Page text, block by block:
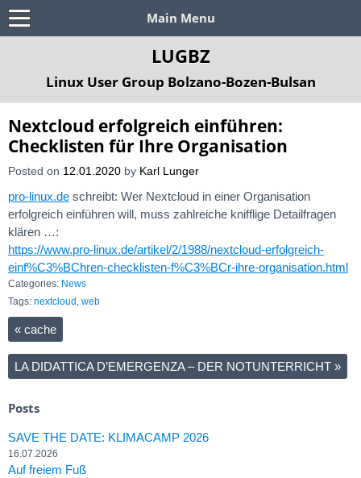
Main Menu
LUGBZ
Linux User Group Bolzano-Bozen-Bulsan
Nextcloud erfolgreich einführen:
Checklisten für Ihre Organisation
Posted on 12.01.2020 by Karl Lunger
pro-linux.de schreibt: Wer Nextcloud in einer Organisation
erfolgreich einführen will, muss zahlreiche knifflige Detailfragen
klären …:
https://www.pro-linux.de/artikel/2/1988/nextcloud-erfolgreich-
einf%C3%BChren-checklisten-f%C3%BCr-ihre-organisation.html
Categories: News
Tags: nextcloud web
« cache
LA DIDATTICA D’EMERGENZA – DER NOTUNTERRICHT »
Posts
SAVE THE DATE: KLIMACAMP 2026
16.07.2026
Auf freiem Fuß